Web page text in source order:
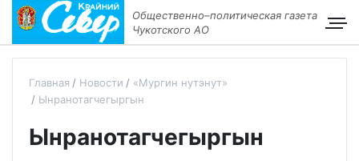
Общественно–политическая газета
Чукотского АО
Главная Новости
«Мургин нутэнут»
Ынранотагчегыргын
Ынранотагчегыргын